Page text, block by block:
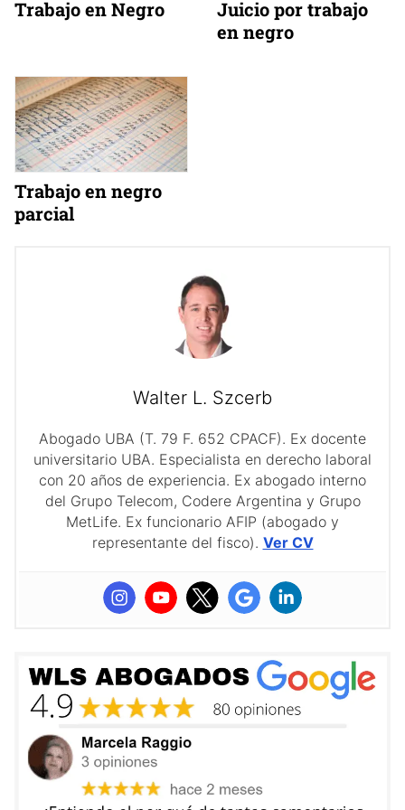
Trabajo en Negro
Juicio por trabajo
en negro
Trabajo en negro
parcial
Walter L. Szcerb
Abogado UBA (T. 79 F. 652 CPACF). Ex docente
universitario UBA. Especialista en derecho laboral
con 20 años de experiencia. Ex abogado interno
del Grupo Telecom, Codere Argentina y Grupo
MetLife. Ex funcionario AFIP (abogado y
representante del fisco). Ver CV